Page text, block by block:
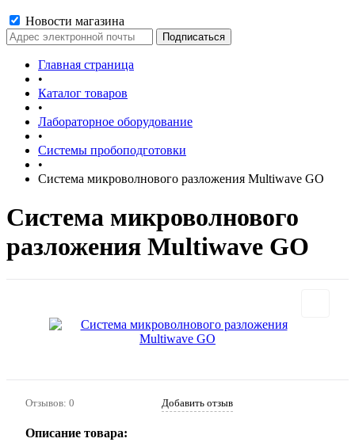
Новости магазина
Главная страница
•
Каталог товаров
•
Лабораторное оборудование
•
Системы пробоподготовки
•
Система микроволнового разложения Multiwave GO
Система микроволнового
разложения Multiwave GO
Отзывов: 0 Добавить отзыв
Описание товара: